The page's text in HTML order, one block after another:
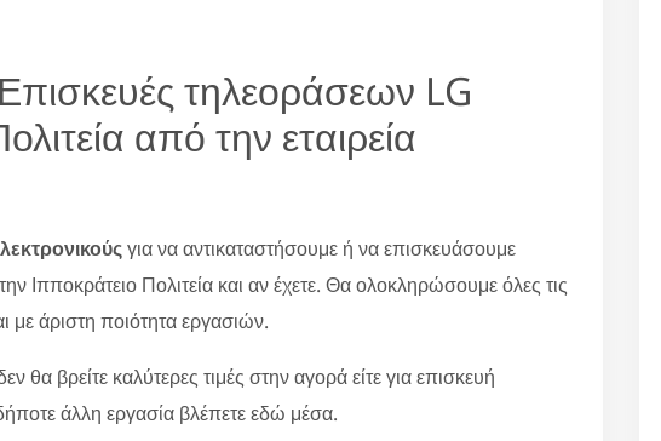
Επισκευές τηλεοράσεων LG
από την εταιρεία
για να αντικαταστήσουμε ή να επισκευάσουμε
Ιπποκράτειο Πολιτεία και αν έχετε. Θα ολοκληρώσουμε όλες τις
με άριστη ποιότητα εργασιών.
θα βρείτε καλύτερες τιμές στην αγορά είτε για επισκευή
άλλη εργασία βλέπετε εδώ μέσα.